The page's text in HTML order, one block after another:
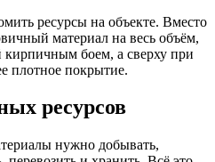
ресурсы на объекте. Вместо
материал на весь объём,
боем, а сверху при
плотное покрытие.
ресурсов
нужно добывать,